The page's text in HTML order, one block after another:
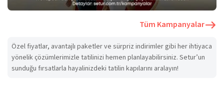
Tüm Kampanyalar
Özel fiyatlar, avantajlı paketler ve sürpriz indirimler gibi her ihtiyaca
yönelik çözümlerimizle tatilinizi hemen planlayabilirsiniz. Setur’un
sunduğu fırsatlarla hayalinizdeki tatilin kapılarını aralayın!